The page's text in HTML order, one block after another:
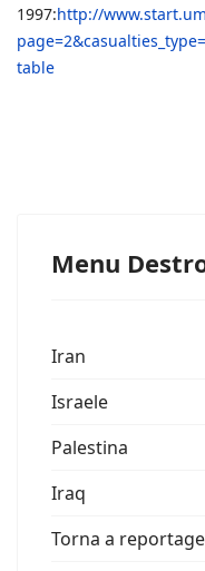
1997:http://
table
Menu
Iran
Israele
Palestina
Iraq
Torna a